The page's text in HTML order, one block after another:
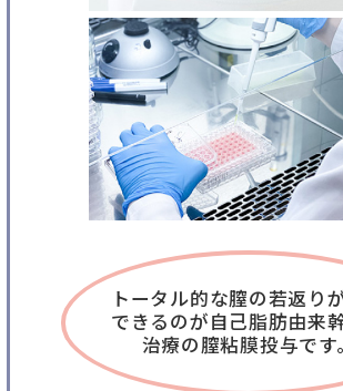
トータル的な膣の若返り
できるのが自己脂肪由来
治療の膣粘膜投与です